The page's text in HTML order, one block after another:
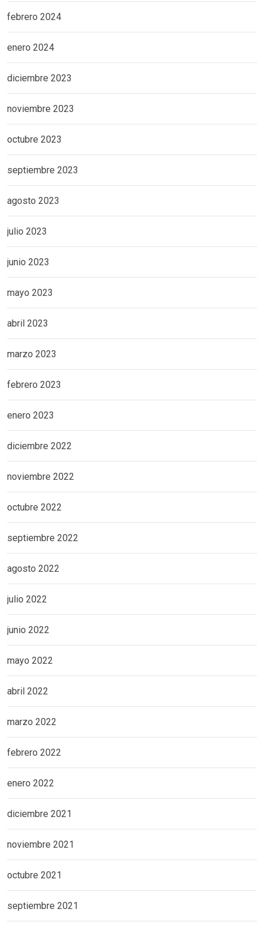
febrero 2024
enero 2024
diciembre 2023
noviembre 2023
octubre 2023
septiembre 2023
agosto 2023
julio 2023
junio 2023
mayo 2023
abril 2023
marzo 2023
febrero 2023
enero 2023
diciembre 2022
noviembre 2022
octubre 2022
septiembre 2022
agosto 2022
julio 2022
junio 2022
mayo 2022
abril 2022
marzo 2022
febrero 2022
enero 2022
diciembre 2021
noviembre 2021
octubre 2021
septiembre 2021